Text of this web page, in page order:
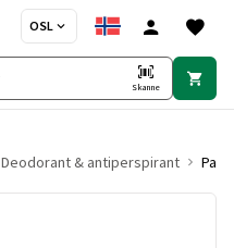
OSL
Skanne
Deodorant & antiperspirant